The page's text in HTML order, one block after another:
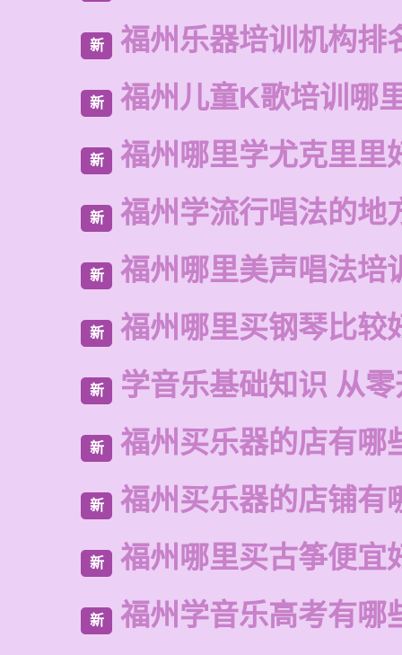
新 福州乐器培训机构排
新 福州儿童K歌培训哪
新 福州哪里学尤克里里
新 福州学流行唱法的地
新 福州哪里美声唱法培
新 福州哪里买钢琴比较
新 学音乐基础知识 从
新 福州买乐器的店有哪
新 福州买乐器的店铺有
新 福州哪里买古筝便宜
新 福州学音乐高考有哪